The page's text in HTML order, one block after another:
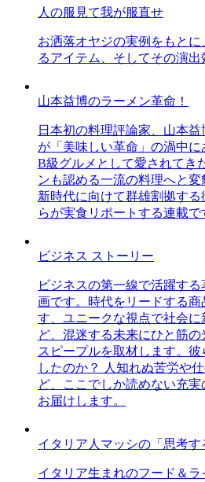
人の服見て我が服直せ
お洒落オヤジの実例をもと
るアイテム、そしてその演出
山本益博のラーメン革命！
日本初の料理評論家、山本
が「美味しい革命」の渦中に
B級グルメとして愛されてき
ンも認める一流の料理へと変
新時代に向けて群雄割拠す
らが実食リポートする連載で
ビジネス ストーリー
ビジネスの第一線で活躍す
画です。時代をリードする
す、ユニークな視点で社会
ど、混迷する未来にひと筋
スピープルを取材します。
したのか？ 人知れぬ苦労や
ど、ここでしか読めない充
お届けします。
イタリア人マッシの「思考す
イタリア生まれのフード＆ラ